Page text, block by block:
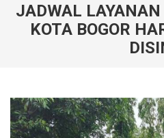
JADWAL
KOTA BOGOR